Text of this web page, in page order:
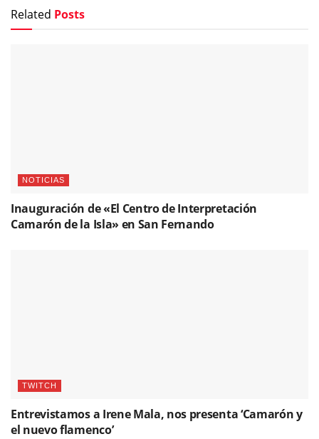
Related Posts
NOTICIAS
Inauguración de «El Centro de Interpretación
Camarón de la Isla» en San Fernando
TWITCH
Entrevistamos a Irene Mala, nos presenta ‘Camarón y
el nuevo flamenco’